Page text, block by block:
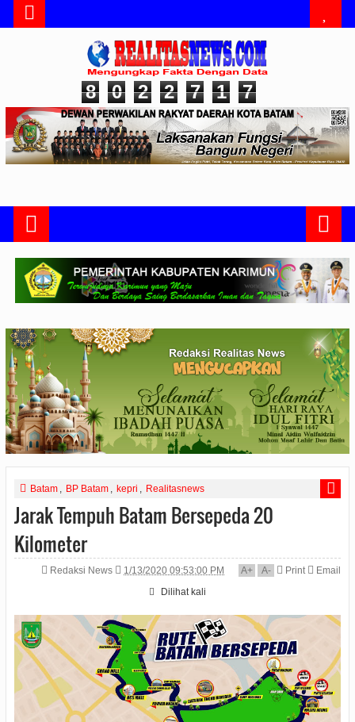
8 0 2 2 7 1 7
Batam BP Batam kepri Realitasnews
Jarak Tempuh Batam Bersepeda 20
Kilometer
Redaksi News 1/13/2020 09:53:00 PM A+ A- Print
Email
Dilihat kali